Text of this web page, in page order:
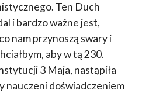
Ten Duch
i bardzo ważne jest,
nam przynoszą swary i
aby w tą 230.
3 Maja, nastąpiła
nauczeni doświadczeniem